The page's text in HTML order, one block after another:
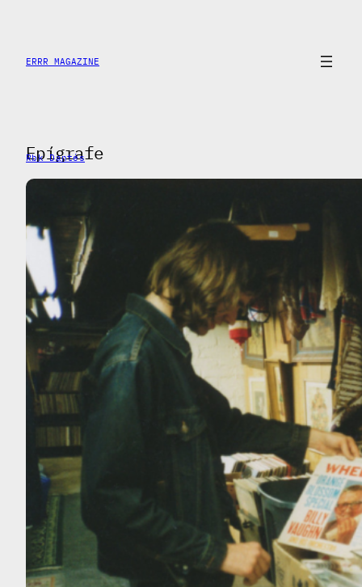
content
ERRR MAGAZINE
Epígrafe
Rbk Dantés